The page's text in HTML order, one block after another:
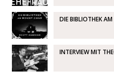
DIE BIBLIOTHEK
INTERVIEW MIT